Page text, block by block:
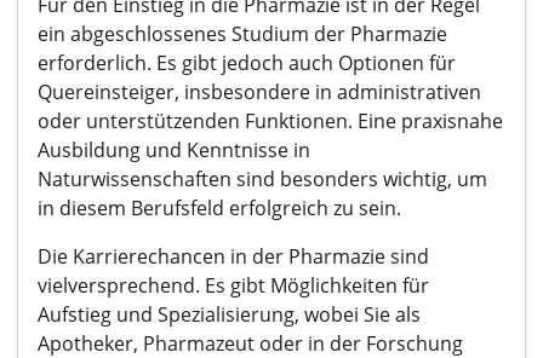
ein abgeschlossenes Studium der Pharmazie
erforderlich. Es gibt jedoch auch Optionen für
Quereinsteiger, insbesondere in administrativen
oder unterstützenden Funktionen. Eine praxisnahe
Ausbildung und Kenntnisse in
Naturwissenschaften sind besonders wichtig, um
in diesem Berufsfeld erfolgreich zu sein.
Die Karrierechancen in der Pharmazie sind
vielversprechend. Es gibt Möglichkeiten für
Aufstieg und Spezialisierung, wobei Sie als
Apotheker, Pharmazeut oder in der Forschung